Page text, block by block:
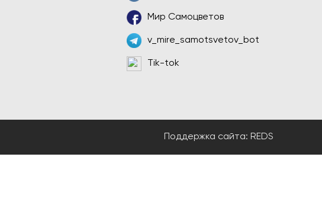
Мир Самоцветов
v_mire_samotsvetov_bot
Tik-tok
Поддержка сайта: REDS